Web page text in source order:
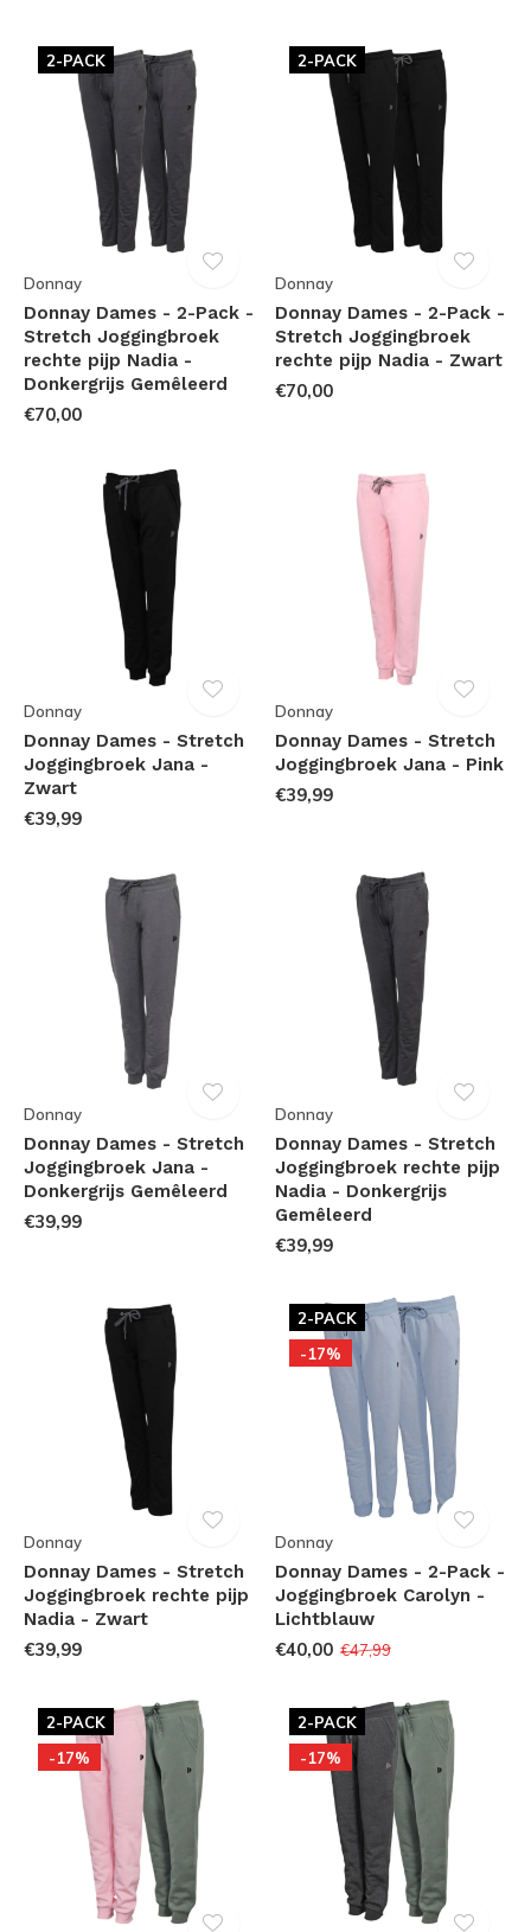
2-PACK
Donnay
Donnay Dames - 2-Pack -
Stretch Joggingbroek
rechte pijp Nadia -
Donkergrijs Gemêleerd
€70,00
2-PACK
Donnay
Donnay Dames - 2-Pack -
Stretch Joggingbroek
rechte pijp Nadia - Zwart
€70,00
Donnay
Donnay Dames - Stretch
Joggingbroek Jana -
Zwart
€39,99
Donnay
Donnay Dames - Stretch
Joggingbroek Jana - Pink
€39,99
Donnay
Donnay Dames - Stretch
Joggingbroek Jana -
Donkergrijs Gemêleerd
€39,99
Donnay
Donnay Dames - Stretch
Joggingbroek rechte pijp
Nadia - Donkergrijs
Gemêleerd
€39,99
Donnay
Donnay Dames - Stretch
Joggingbroek rechte pijp
Nadia - Zwart
€39,99
2-PACK
-17%
Donnay
Donnay Dames - 2-Pack -
Joggingbroek Carolyn -
Lichtblauw
€40,00 €47,99
2-PACK
-17%
2-PACK
-17%